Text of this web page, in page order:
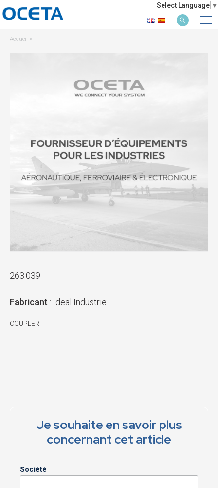
Select Language ▼
Accueil >
263.039
Fabricant : Ideal Industrie
COUPLER
Je souhaite en savoir plus
concernant cet article
Société